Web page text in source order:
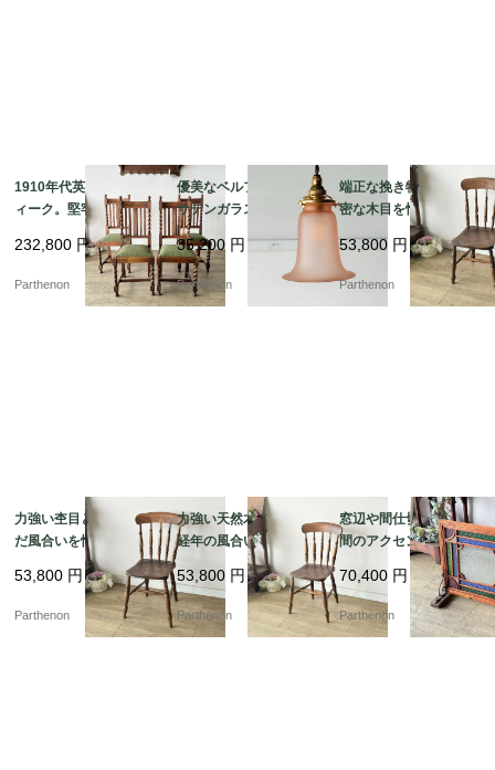
1910年代英国製アンテ
ィーク。堅牢なオーク
無垢材のツイストダイ
ニングチェア4脚セット
232,800 円
Parthenon
優美なベルフラワー型
サテンガラスシェー
ド。温かみのあるピン
クが空間を彩るペンダ
ントライト【ls216-7】
35,200 円
Parthenon
端正な挽き物細工と緻
密な木目を愉しむ、ク
ラシカルな椅子。深み
のある重厚な色艶が空
間を引き締める、木製
キッチンチェア【c313
53,800 円
Parthenon
力強い杢目と時を刻ん
だ風合いを愉しむ、ク
ラシカルなダイニング
チェア。美しい挽き物
加工の背もたれが目を
惹く、木製カントリー
53,800 円
Parthenon
力強い天然木の木目と
経年の風合いを愉しむ
クラシカルな椅子。美
しい旋盤加工のスポン
ドルが映える木製キッ
チンチェア【c313-1】
53,800 円
Parthenon
窓辺や間仕切りに、空
間のアクセントとなる
美しい幾何学デザイ
ン。色鮮やかなテクス
チャガラスが彩る、木
枠付きステンドグラス
70,400 円
Parthenon